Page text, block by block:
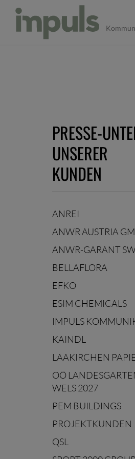
PRESSE-
UNSERER
KUNDEN
ANREI
ANWR AUSTRIA
ANWR-GARANT
BELLAFLORA
EFKO
ESIM CHEMICALS
IMPULS
KAINDL
LAAKIRCHEN
OÖ
WELS 2027
PEM BUILDINGS
PROJEKTKUNDEN
QSL